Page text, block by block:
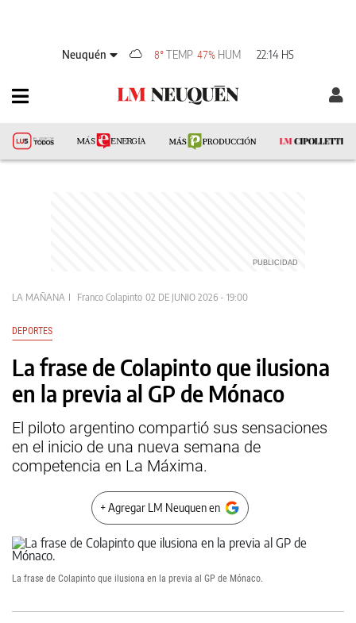
Neuquén 8°TEMP 47% HUM 22:14 HS
LA MAÑANA Franco Colapinto 02 DE JUNIO 2026 - 19:00
DEPORTES
La frase de Colapinto que ilusiona
en la previa al GP de Mónaco
El piloto argentino compartió sus sensaciones
en el inicio de una nueva semana de
competencia en La Máxima.
+ Agregar LM Neuquen en
La frase de Colapinto que ilusiona en la previa al GP de Mónaco.